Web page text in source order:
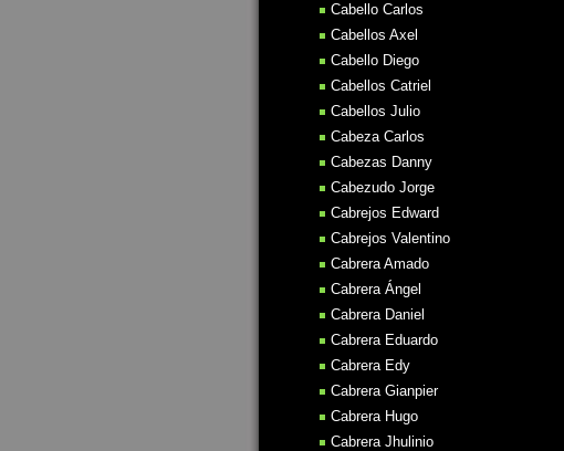
Cabello Carlos
Cabellos Axel
Cabello Diego
Cabellos Catriel
Cabellos Julio
Cabeza Carlos
Cabezas Danny
Cabezudo Jorge
Cabrejos Edward
Cabrejos Valentino
Cabrera Amado
Cabrera Ángel
Cabrera Daniel
Cabrera Eduardo
Cabrera Edy
Cabrera Gianpier
Cabrera Hugo
Cabrera Jhulinio